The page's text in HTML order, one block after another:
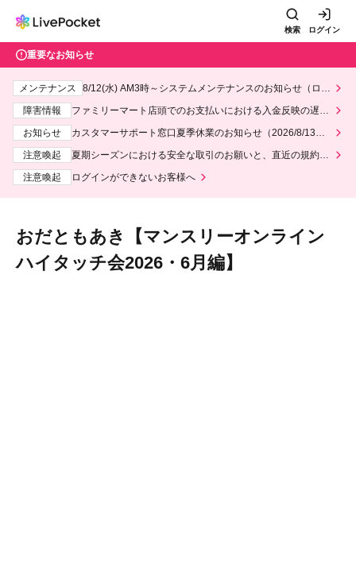
検索 ログイン
重要なお知らせ
メンテナンス
8/12(水) AM3時～システムメンテナンスのお知らせ（ロー
障害情報
ファミリーマート店頭でのお支払いにおける入金反映の遅延
お知らせ
カスタマーサポート窓口夏季休業のお知らせ（2026/8/13～2
注意喚起
夏期シーズンにおける安全な取引のお願いと、直近の規約違
注意喚起
ログインができないお客様へ
おだともあき【マンスリーオンライン
ハイタッチ会2026・6月編】